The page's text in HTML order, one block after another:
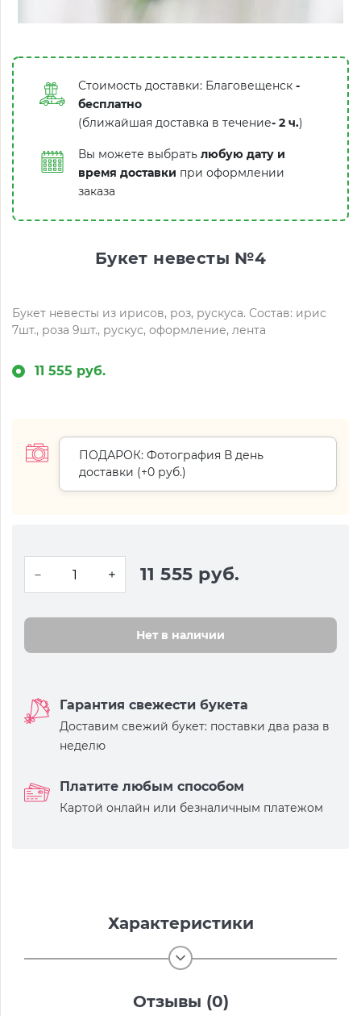
Стоимость доставки: Благовещенск -
бесплатно
(ближайшая доставка в течение- 2 ч.)
Вы можете выбрать любую дату и
время доставки при оформлении
заказа
Букет невесты №4
Букет невесты из ирисов, роз, рускуса. Состав: ирис
7шт., роза 9шт., рускус, оформление, лента
11 555 руб.
ПОДАРОК: Фотография В день
доставки (+0 руб.)
11 555 руб.
Нет в наличии
Гарантия свежести букета
Доставим свежий букет: поставки два раза в
неделю
Платите любым способом
Картой онлайн или безналичным платежом
Характеристики
Отзывы (0)